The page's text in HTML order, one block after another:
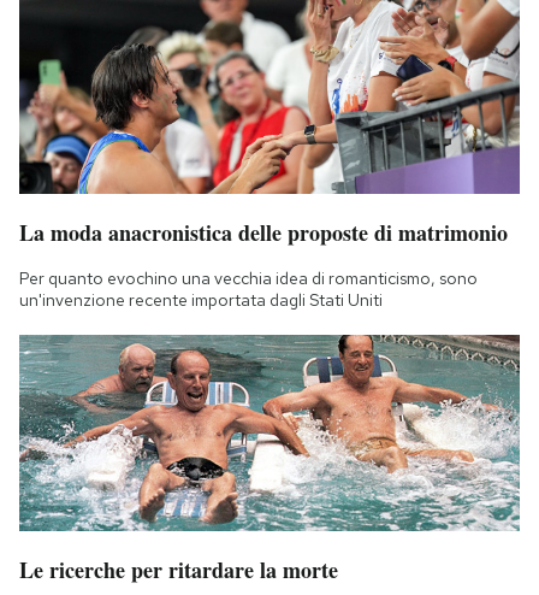
La moda anacronistica delle proposte di matrimonio
Per quanto evochino una vecchia idea di romanticismo, sono
un'invenzione recente importata dagli Stati Uniti
Le ricerche per ritardare la morte